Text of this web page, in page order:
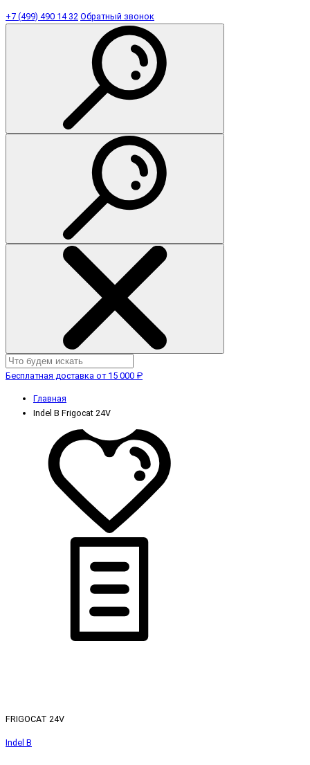
+7 (499) 490 14 32 Обратный звонок
Бесплатная доставка от 15 000 ₽
Главная
Indel B Frigocat 24V
FRIGOCAT 24V
Indel B